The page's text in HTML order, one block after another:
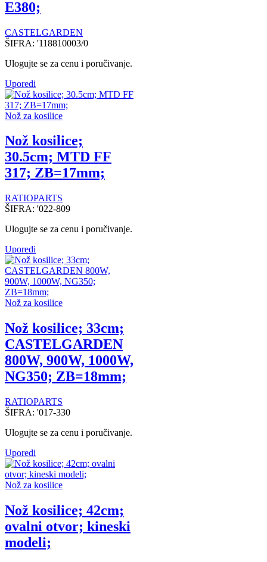
E380;
CASTELGARDEN
ŠIFRA: '118810003/0
Ulogujte se za cenu i poručivanje.
Uporedi
Nož za kosilice
Nož kosilice;
30.5cm; MTD FF
317; ZB=17mm;
RATIOPARTS
ŠIFRA: '022-809
Ulogujte se za cenu i poručivanje.
Uporedi
Nož za kosilice
Nož kosilice; 33cm;
CASTELGARDEN
800W, 900W, 1000W,
NG350; ZB=18mm;
RATIOPARTS
ŠIFRA: '017-330
Ulogujte se za cenu i poručivanje.
Uporedi
Nož za kosilice
Nož kosilice; 42cm;
ovalni otvor; kineski
modeli;